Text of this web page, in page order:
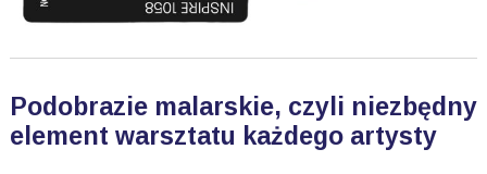
Podobrazie malarskie, czyli niezbędny
element warsztatu każdego artysty